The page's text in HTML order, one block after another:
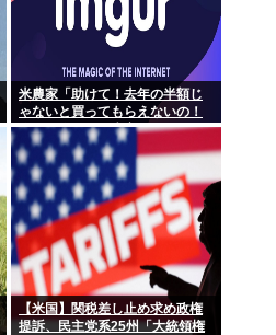
米農家「助けて！去年の半額じ
ゃないと買ってもらえないの！
作れば作るほど赤字で死にそ
う！」
【米国】関税差し止め求め政権
提訴、民主党系25州「大統領権